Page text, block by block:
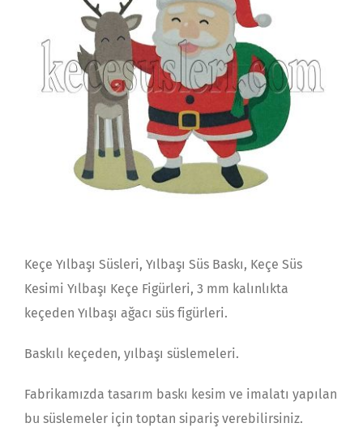
Keçe Yılbaşı Süsleri, Yılbaşı Süs Baskı, Keçe Süs
Kesimi Yılbaşı Keçe Figürleri, 3 mm kalınlıkta
keçeden Yılbaşı ağacı süs figürleri.
Baskılı keçeden, yılbaşı süslemeleri.
Fabrikamızda tasarım baskı kesim ve imalatı yapılan
bu süslemeler için toptan sipariş verebilirsiniz.